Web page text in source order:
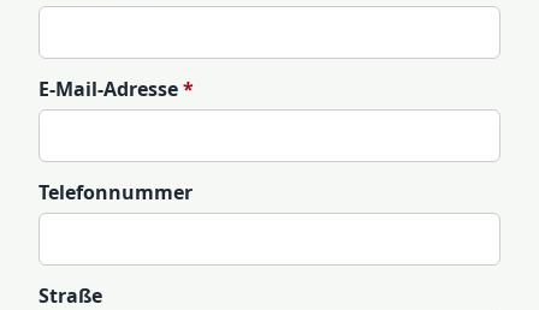
E-Mail-Adresse*
Telefonnummer
Straße